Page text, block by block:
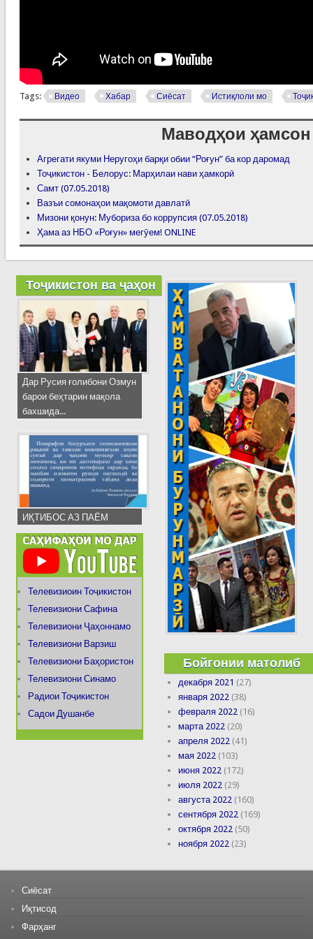
Tags: Видео Хабар Сиёсат Истиқлоли мо
Маводҳои ҳамсон
Агрегати якуми Неругоҳи барқи обии “Роғун” ба кор даромад
Тоҷикистон - Белорус: Марҳилаи нави ҳамкорӣ
Самт (07.05.2018)
Вазъи сомонаҳои мақомоти давлатӣ
Мизони қонун: Мубориза бо коррупсия (07.05.2018)
Ҳама аз НБО «Роғун» мегӯем! ONLINE
Тоҷикистон ва ҷаҳон
Дар Русия ғолибони Озмун
барои беҳтарин мақола
бахшида...
ИҚТИБОС АЗ ПАЁМ
Телевизиоин Тоҷикистон
Телевизиони Сафина
Телевизиони Ҷаҳоннамо
Телевизиони Варзиш
Телевизиони Баҳористон
Телевизиони Синамо
Радиои Тоҷикистон
Садои Душанбе
Бойгонии матолиб
декабря 2021 (27)
января 2022 (38)
февраля 2022 (16)
марта 2022 (20)
апреля 2022 (41)
мая 2022 (103)
июня 2022 (172)
июля 2022 (29)
августа 2022 (160)
сентября 2022 (169)
октября 2022 (50)
ноября 2022 (23)
Сиёсат
Иқтисод
Фарҳанг